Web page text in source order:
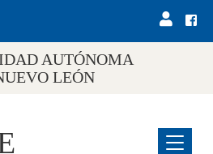
AUTÓNOMA
LEÓN
Menu